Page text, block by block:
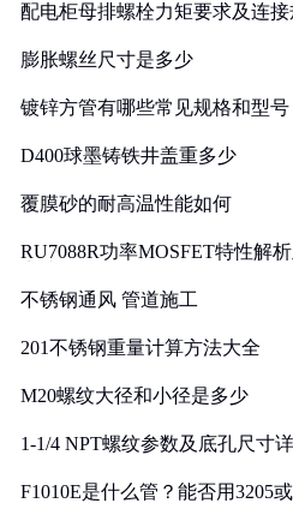
配电柜母排螺栓力矩要求及连
膨胀螺丝尺寸是多少
镀锌方管有哪些常见规格和型号
D400球墨铸铁井盖重多少
覆膜砂的耐高温性能如何
RU7088R功率MOSFET特性解
不锈钢通风 管道施工
201不锈钢重量计算方法大全
M20螺纹大径和小径是多少
1-1/4 NPT螺纹参数及底孔尺寸
F1010E是什么管？能否用3205